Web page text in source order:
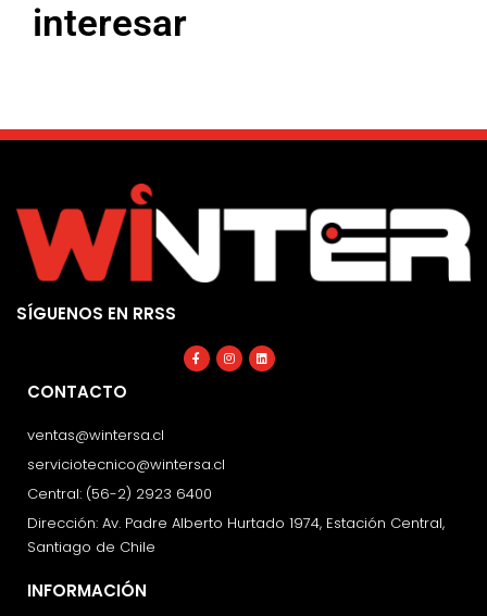
interesar
SÍGUENOS EN RRSS
Facebook-
f
Instagram
Linkedin
CONTACTO
ventas@wintersa.cl
serviciotecnico@wintersa.cl
Central: (56-2) 2923 6400
Dirección: Av. Padre Alberto Hurtado 1974, Estación Central,
Santiago de Chile
INFORMACIÓN